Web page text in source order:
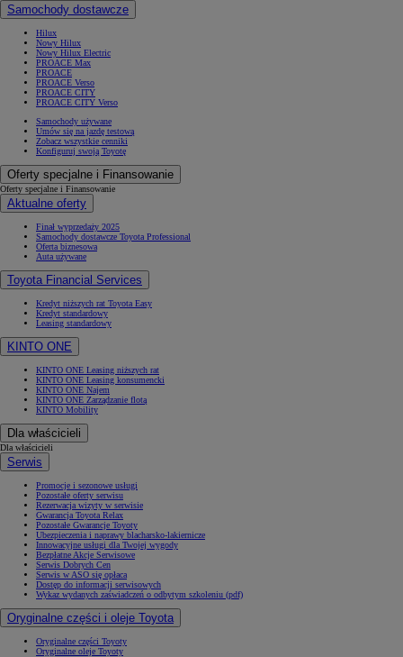
Samochody dostawcze
Hilux
Nowy Hilux
Nowy Hilux Electric
PROACE Max
PROACE
PROACE Verso
PROACE CITY
PROACE CITY Verso
Samochody używane
Umów się na jazdę testową
Zobacz wszystkie cenniki
Konfiguruj swoją Toyotę
Oferty specjalne i Finansowanie
Oferty specjalne i Finansowanie
Aktualne oferty
Finał wyprzedaży 2025
Samochody dostawcze Toyota Professional
Oferta biznesowa
Auta używane
Toyota Financial Services
Kredyt niższych rat Toyota Easy
Kredyt standardowy
Leasing standardowy
KINTO ONE
KINTO ONE Leasing niższych rat
KINTO ONE Leasing konsumencki
KINTO ONE Najem
KINTO ONE Zarządzanie flotą
KINTO Mobility
Dla właścicieli
Dla właścicieli
Serwis
Promocje i sezonowe usługi
Pozostałe oferty serwisu
Rezerwacja wizyty w serwisie
Gwarancja Toyota Relax
Pozostałe Gwarancje Toyoty
Ubezpieczenia i naprawy blacharsko-lakiernicze
Innowacyjne usługi dla Twojej wygody
Bezpłatne Akcje Serwisowe
Serwis Dobrych Cen
Serwis w ASO się opłaca
Dostęp do informacji serwisowych
Wykaz wydanych zaświadczeń o odbytym szkoleniu (pdf)
Oryginalne części i oleje Toyota
Oryginalne części Toyoty
Oryginalne oleje Toyoty